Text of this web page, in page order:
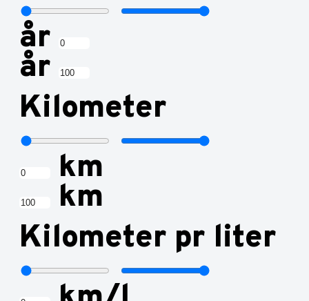
år
år
Kilometer
km
km
Kilometer pr liter